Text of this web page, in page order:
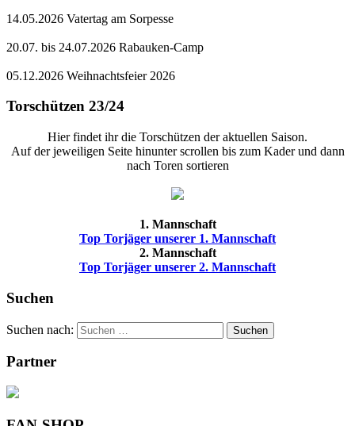
14.05.2026 Vatertag am Sorpesse
20.07. bis 24.07.2026 Rabauken-Camp
05.12.2026 Weihnachtsfeier 2026
Torschützen 23/24
Hier findet ihr die Torschützen der aktuellen Saison.
Auf der jeweiligen Seite hinunter scrollen bis zum Kader und dann
nach Toren sortieren
1. Mannschaft
Top Torjäger unserer 1. Mannschaft
2. Mannschaft
Top Torjäger unserer 2. Mannschaft
Suchen
Suchen nach: Suchen
Partner